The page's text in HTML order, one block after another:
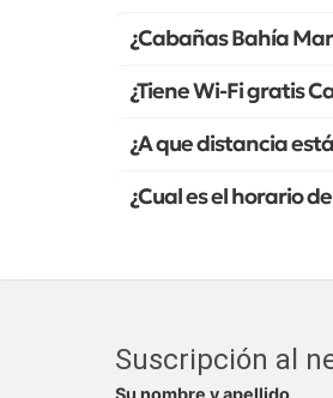
¿Cabañas Bahía
¿Tiene Wi-Fi gratis
¿A que distancia
¿Cual es el horario
Suscripción al
Su nombre y apellido